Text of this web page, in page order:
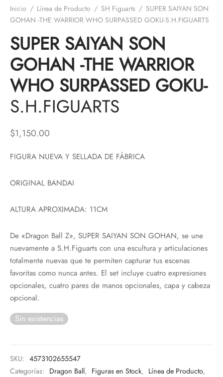
Inicio / Línea de Producto / SH Figuarts / SUPER SAIYAN SON
GOHAN -THE WARRIOR WHO SURPASSED GOKU-S.H.FIGUARTS
SUPER SAIYAN SON
GOHAN -THE WARRIOR
WHO SURPASSED GOKU-
S.H.FIGUARTS
$1,150.00
FIGURA NUEVA Y SELLADA DE FÁBRICA
ORIGINAL BANDAI
ALTURA APROXIMADA: 11CM
De «Dragon Ball Z», SUPER SAIYAN SON GOHAN, se une
nuevamente a S.H.Figuarts con una escultura y articulaciones
totalmente nuevas que te permiten capturar tus escenas
favoritas como nunca antes. El set incluye cuatro expresiones
opcionales, cuatro pares de manos opcionales, capa y cabeza
opcional.
Sin existencias
SKU: 4573102655547
Categorías: Dragon Ball, Figuras en Stock, Línea de Producto,